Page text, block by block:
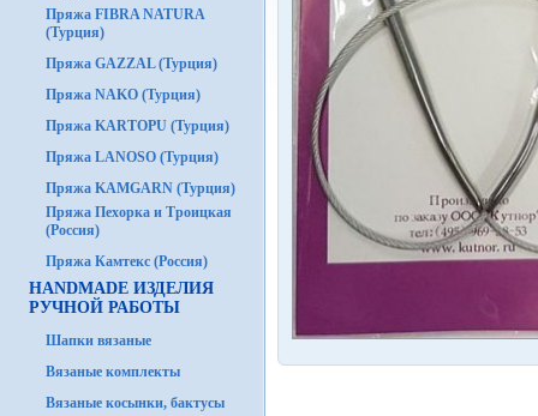
Пряжа FIBRA NATURA
(Турция)
Пряжа GAZZAL (Турция)
Пряжа NAKO (Турция)
Пряжа KARTOPU (Турция)
Пряжа LANOSO (Турция)
Пряжа KAMGARN (Турция)
Пряжа Пехорка и Троицкая
(Россия)
Пряжа Камтекс (Россия)
HANDMADE ИЗДЕЛИЯ
РУЧНОЙ РАБОТЫ
Шапки вязаные
Вязаные комплекты
Вязаные косынки, бактусы